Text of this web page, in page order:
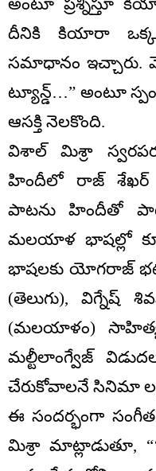
అంటూ ప్రశ్నిస్తూ
దీనికి కియారా
సమాధానం ఇచ్చారు.
ట్యూన్డ్…” అంటూ
ఆసక్తి నెలకొంది.
విశాల్ మిశ్రా
హిందీలో రాజ్ శేఖర్
పాటను హిందీతో
మలయాళ భాషల్లో
భాషలకు యోగరాజ్ భట్
(తెలుగు), విగ్నేష్
(మలయాళం)
మల్టీలాంగ్వేజ్
చేరుకోవాలనే సినిమా
ఈ సందర్భంగా
మిశ్రా మాట్లాడుతూ,